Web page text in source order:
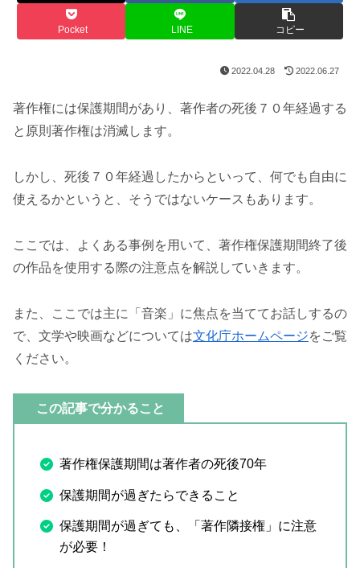
Pocket LINE コピー
2022.04.28 2022.06.27
著作権には保護期間があり、著作者の死後７０年経過する
と原則著作権は消滅します。
しかし、死後７０年経過したからといって、何でも自由に
使えるかというと、そうではないケースもあります。
ここでは、よくある事例を用いて、著作権保護期間終了後
の作品を使用する際の注意点を解説していきます。
また、ここでは主に「音楽」に焦点を当ててお話しするの
で、文学や映画などについては文化庁ホームページをご覧
ください。
この記事で分かること
著作権保護期間は著作者の死後70年
保護期間が過ぎたらできること
保護期間が過ぎても、「著作隣接権」に注意
が必要！